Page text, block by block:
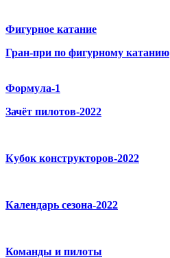
Фигурное катание
Гран-при по фигурному катанию
Формула-1
Зачёт пилотов-2022
Кубок конструкторов-2022
Календарь сезона-2022
Команды и пилоты